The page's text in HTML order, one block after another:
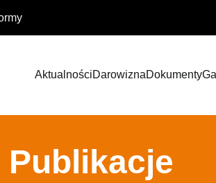
AktualnościDarowiznaDokumenty
Publikacje